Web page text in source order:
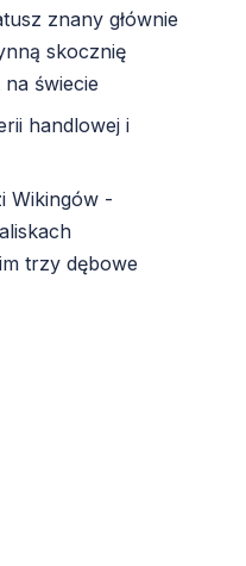
znany głównie
skocznię
świecie
handlowej i
Wikingów -
trzy dębowe